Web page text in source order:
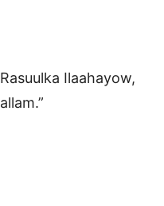
Ilaahayow,